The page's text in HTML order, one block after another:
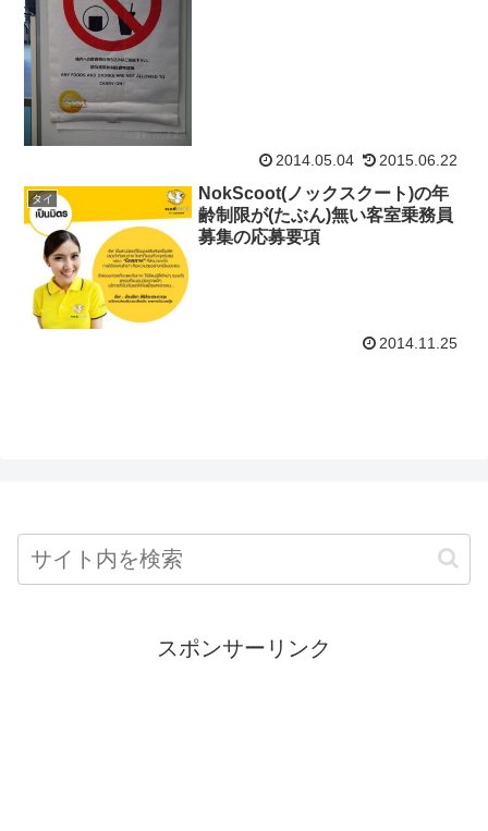
2014.05.04 2015.06.22
タイ
NokScoot(ノックスクート)の年
齢制限が(たぶん)無い客室乗務員
募集の応募要項
2014.11.25
スポンサーリンク